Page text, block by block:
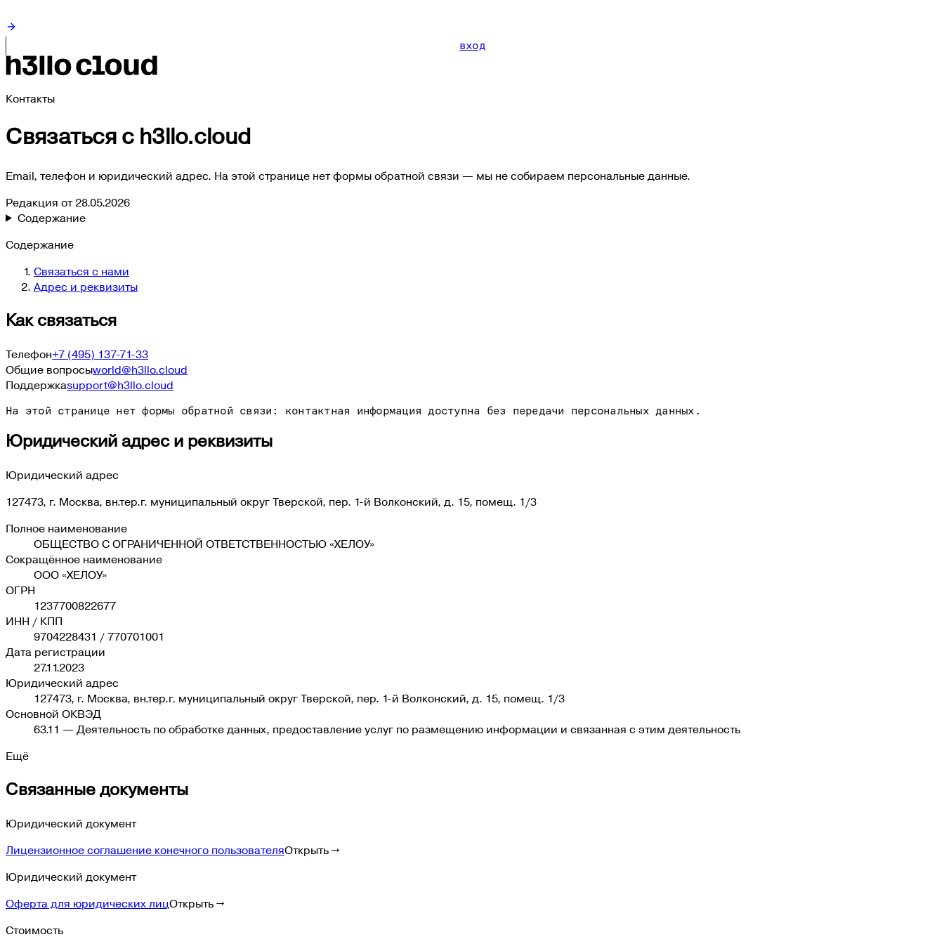
вход
Контакты
Связаться с h3llo.cloud
Email, телефон и юридический адрес. На этой странице нет формы обратной связи — мы не собираем персональные данные.
Редакция от28.05.2026
Содержание
Содержание
Связаться с нами
Адрес и реквизиты
Как связаться
Телефон+7 (495) 137-71-33
Общие вопросыworld@h3llo.cloud
Поддержкаsupport@h3llo.cloud
На этой странице нет формы обратной связи: контактная информация доступна без передачи персональных данных.
Юридический адрес и реквизиты
Юридический адрес
127473, г. Москва, вн.тер.г. муниципальный округ Тверской, пер. 1-й Волконский, д. 15, помещ. 1/3
Полное наименование
ОБЩЕСТВО С ОГРАНИЧЕННОЙ ОТВЕТСТВЕННОСТЬЮ «ХЕЛОУ»
Сокращённое наименование
ООО «ХЕЛОУ»
ОГРН
1237700822677
ИНН / КПП
9704228431 /770701001
Дата регистрации
27.11.2023
Юридический адрес
127473, г. Москва, вн.тер.г. муниципальный округ Тверской, пер. 1-й Волконский, д. 15, помещ. 1/3
Основной ОКВЭД
63.11 — Деятельность по обработке данных, предоставление услуг по размещению информации и связанная с этим деятельность
Ещё
Связанные документы
Юридический документ
Лицензионное соглашение конечного пользователяОткрыть →
Юридический документ
Оферта для юридических лицОткрыть →
Стоимость